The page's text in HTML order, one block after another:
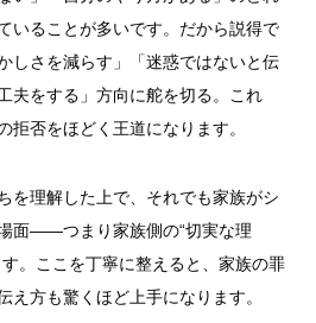
いることが多いです。だから説得で
しさを減らす」「迷惑ではないと伝
夫をする」方向に舵を切る。これ
拒否をほどく王道になります。
を理解した上で、それでも家族がシ
面――つまり家族側の“切実な理
。ここを丁寧に整えると、家族の罪
え方も驚くほど上手になります。